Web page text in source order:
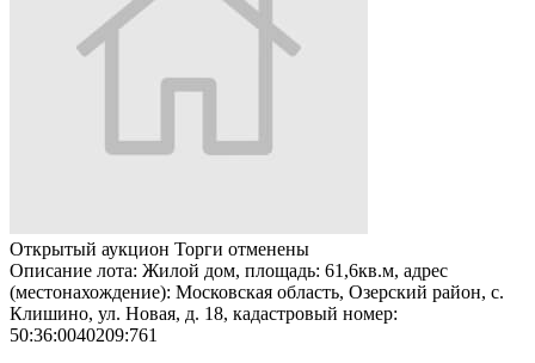
Открытый аукцион Торги отменены
Описание лота: Жилой дом, площадь: 61,6кв.м, адрес
(местонахождение): Московская область, Озерский район, с.
Клишино, ул. Новая, д. 18, кадастровый номер:
50:36:0040209:761